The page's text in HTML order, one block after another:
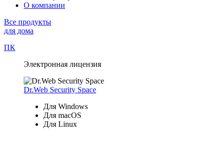
О компании
Все продукты
для дома
ПК
Электронная лицензия
Dr.Web Security Space
Для Windows
Для macOS
Для Linux